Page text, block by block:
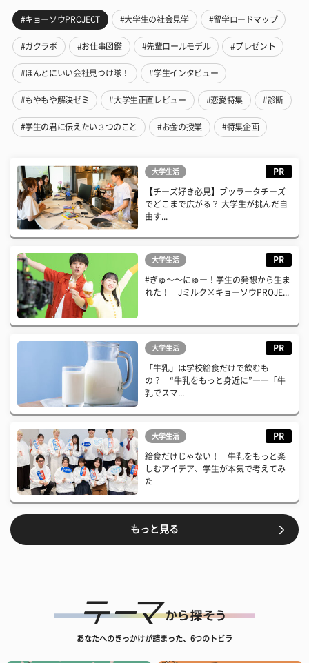
#キョーソウPROJECT #大学生の社会見学 #留学ロードマップ
#ガクラボ #お仕事図鑑 #先輩ロールモデル #プレゼント
#ほんとにいい会社見つけ隊！ #学生インタビュー
#もやもや解決ゼミ #大学生正直レビュー #恋愛特集 #診断
#学生の君に伝えたい３つのこと #お金の授業 #特集企画
大学生活 PR
【チーズ好き必見】ブッラータチーズ
でどこまで広がる？ 大学生が挑んだ自
由す...
大学生活 PR
#ぎゅ〜〜にゅー！学生の発想から生ま
れた！ Jミルク×キョーソウPROJE...
大学生活 PR
「牛乳」は学校給食だけで飲むも
の？ “牛乳をもっと身近に”――「牛
乳でスマ...
大学生活 PR
給食だけじゃない！ 牛乳をもっと楽
しむアイデア、学生が本気で考えてみ
た
もっと見る
あなたへのきっかけが詰まった、6つのトビラ